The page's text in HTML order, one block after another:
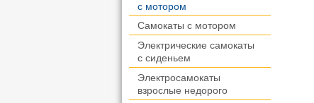
с мотором
Самокаты с мотором
Электрические самокаты
с сиденьем
Электросамокаты
взрослые недорого